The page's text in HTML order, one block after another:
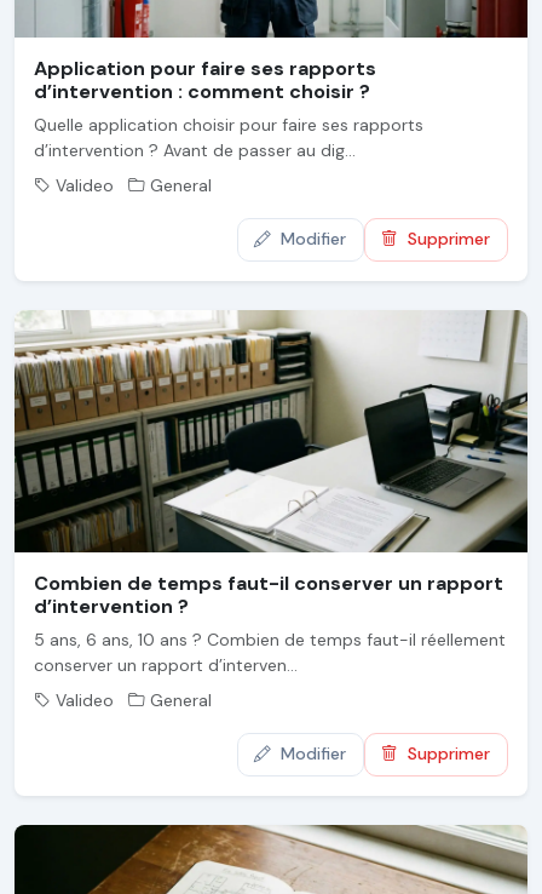
Application pour faire ses rapports
d’intervention : comment choisir ?
Quelle application choisir pour faire ses rapports
d’intervention ? Avant de passer au dig...
Valideo
General
Modifier Supprimer
Combien de temps faut-il conserver un rapport
d’intervention ?
5 ans, 6 ans, 10 ans ? Combien de temps faut-il réellement
conserver un rapport d’interven...
Valideo
General
Modifier Supprimer